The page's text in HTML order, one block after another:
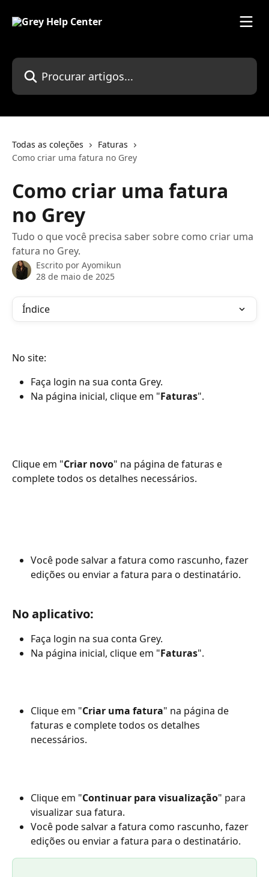
Procurar artigos...
Todas as coleções
Faturas
Como criar uma fatura no Grey
Como criar uma fatura
no Grey
Tudo o que você precisa saber sobre como criar uma
fatura no Grey.
Escrito por Ayomikun
28 de maio de 2025
Índice
No site:
Faça login na sua conta Grey.
Na página inicial, clique em "Faturas".
Clique em "Criar novo" na página de faturas e
complete todos os detalhes necessários.
Você pode salvar a fatura como rascunho, fazer
edições ou enviar a fatura para o destinatário.
No aplicativo:
Faça login na sua conta Grey.
Na página inicial, clique em "Faturas".
Clique em "Criar uma fatura" na página de
faturas e complete todos os detalhes
necessários.
Clique em "Continuar para visualização" para
visualizar sua fatura.
Você pode salvar a fatura como rascunho, fazer
edições ou enviar a fatura para o destinatário.